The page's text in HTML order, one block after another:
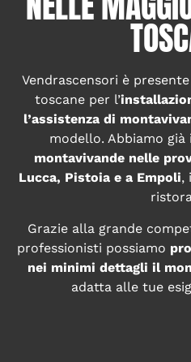
Vendrascensori è
toscane per l’
l’assistenza di
modello. Abbiamo
montavivande nelle
Lucca, Pistoia e a Empoli,
Grazie alla grande
professionisti possiamo
nei minimi dettagli il
adatta alle tue